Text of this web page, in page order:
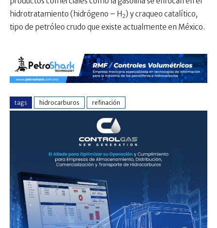
hidrotratamiento (hidrógeno – H2) y craqueo catalítico,
tipo de petróleo crudo que existe actualmente en México.
tags hidrocarburos refinación